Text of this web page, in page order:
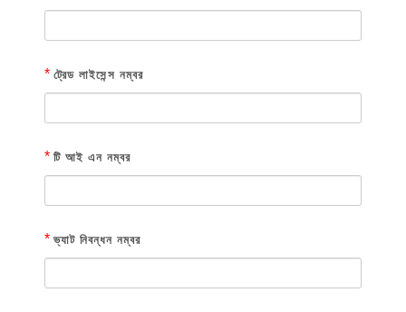
* ট্রেড লাইসেন্স নম্বর
* টি আই এন নম্বর
* ভ্যাট নিবন্ধন নম্বর